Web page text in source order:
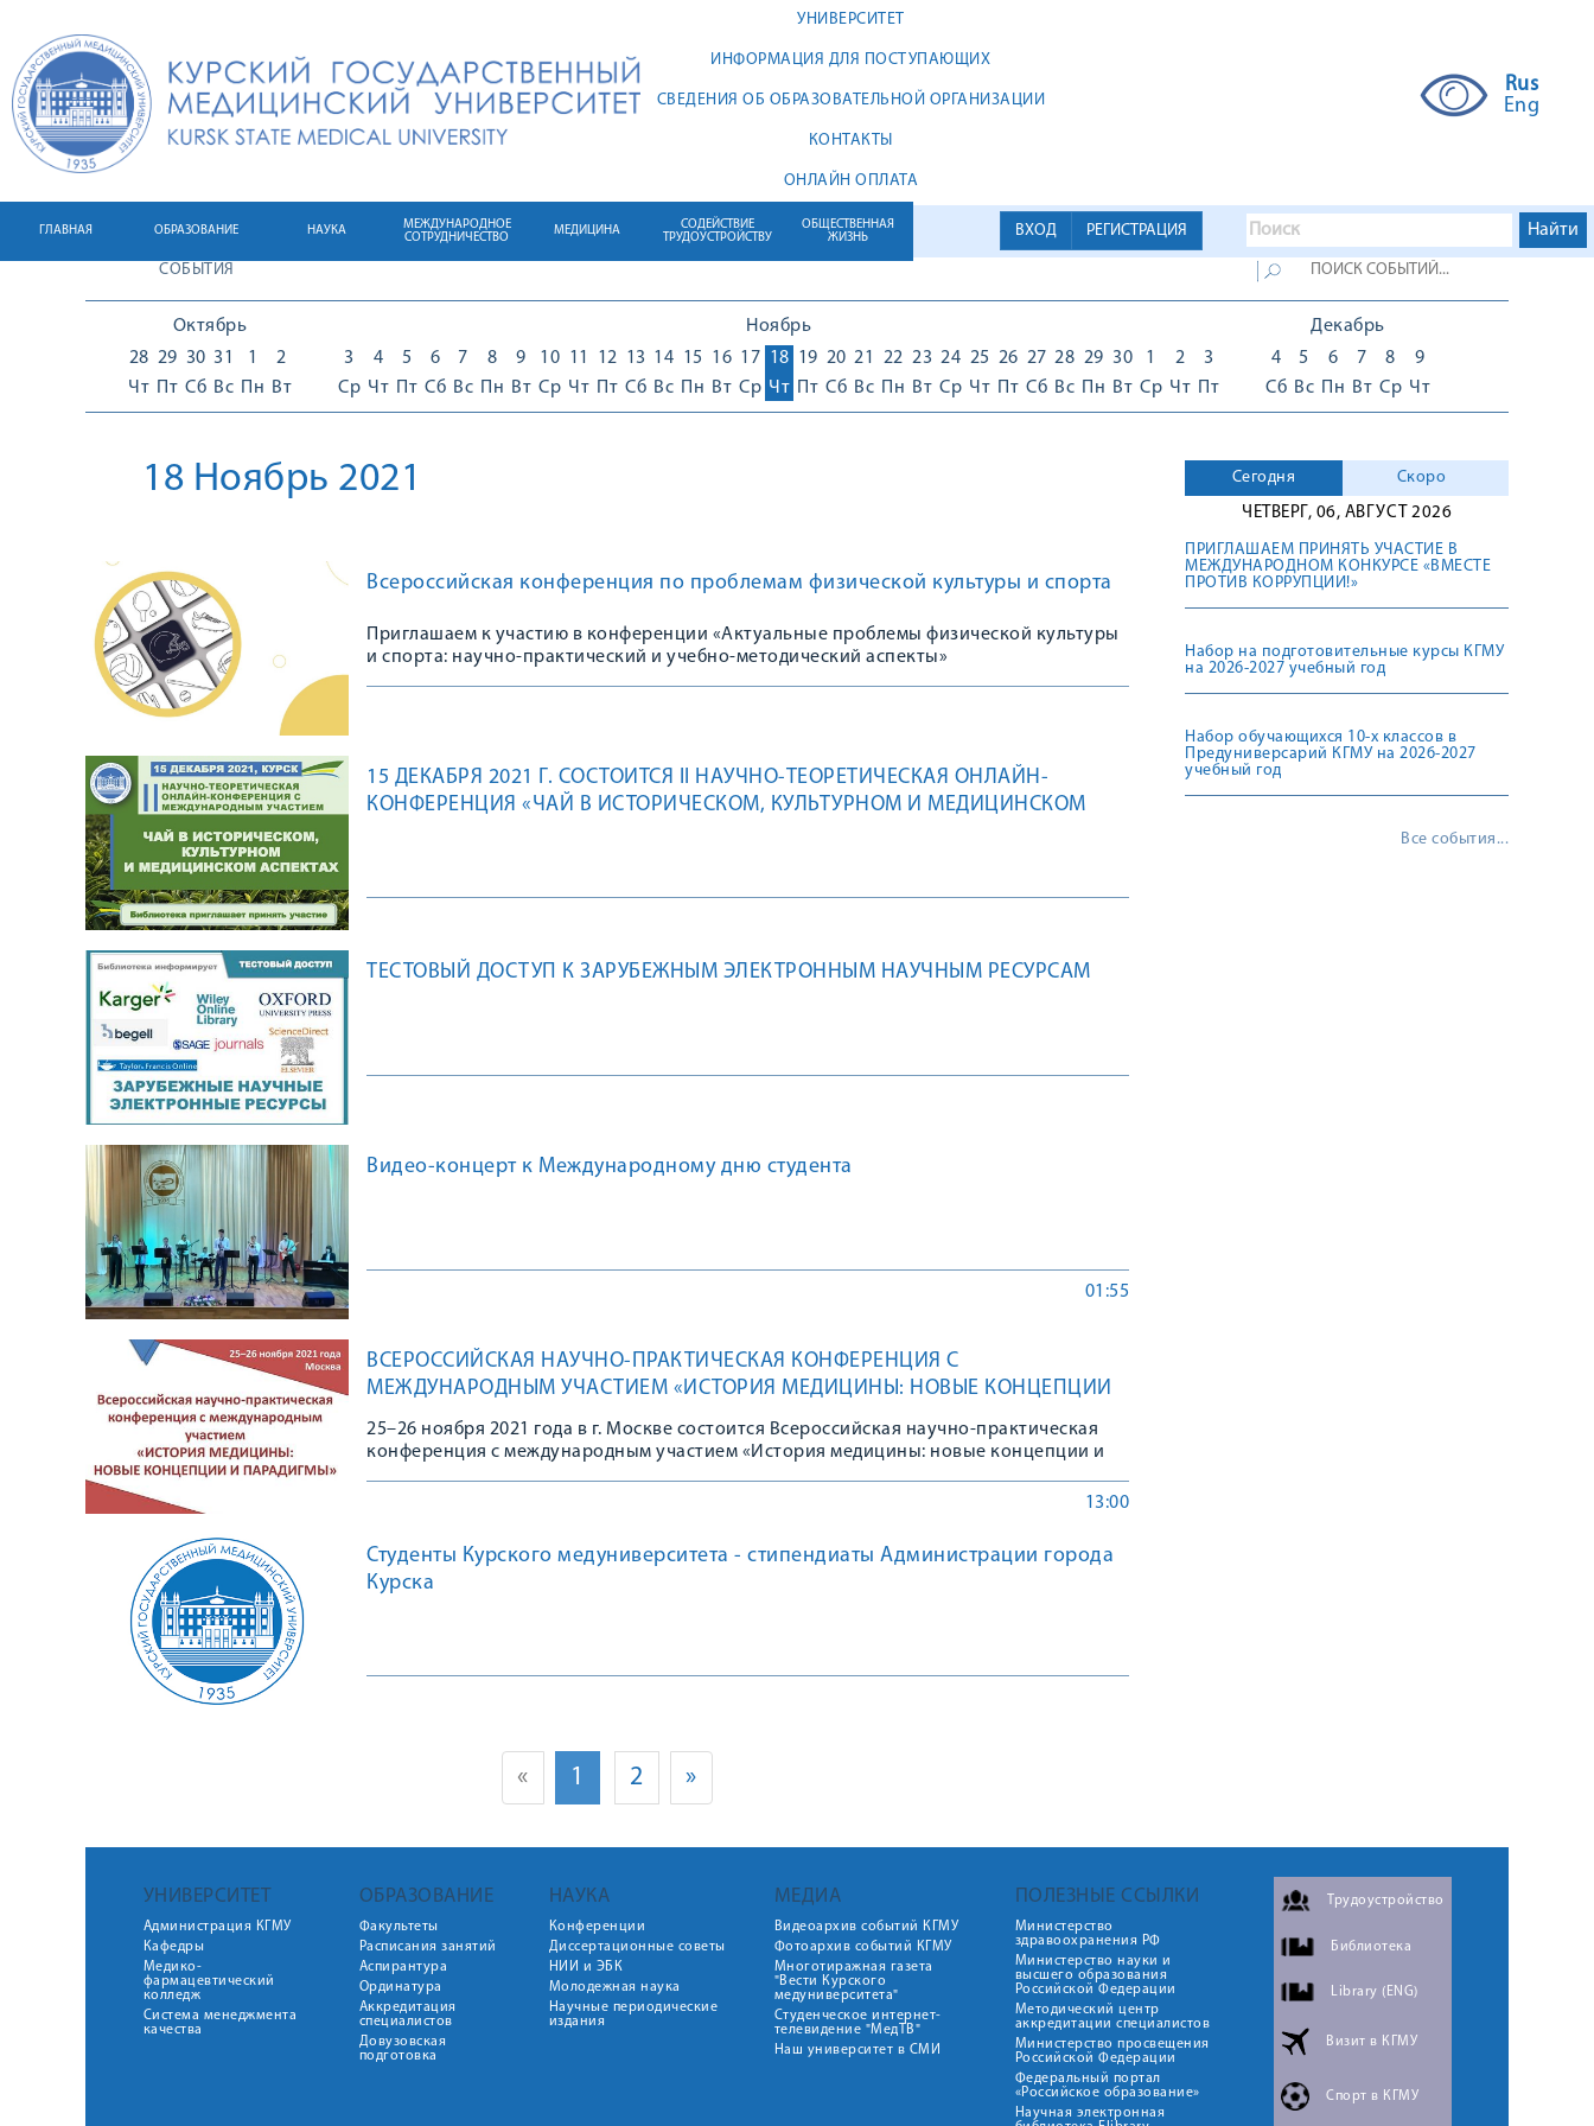
УНИВЕРСИТЕТ
ИНФОРМАЦИЯ ДЛЯ ПОСТУПАЮЩИХ
СВЕДЕНИЯ ОБ ОБРАЗОВАТЕЛЬНОЙ ОРГАНИЗАЦИИ
КОНТАКТЫ
ОНЛАЙН ОПЛАТА
Rus
Eng
ВХОД РЕГИСТРАЦИЯ
ГЛАВНАЯ ОБРАЗОВАНИЕ НАУКА
МЕЖДУНАРОДНОЕ
СОТРУДНИЧЕСТВО
МЕДИЦИНА
СОДЕЙСТВИЕ
ТРУДОУСТРОЙСТВУ
ОБЩЕСТВЕННАЯ
ЖИЗНЬ
СОБЫТИЯ
Октябрь
28
Чт
29
Пт
30
Сб
31
Вс
1
Пн
2
Вт
Ноябрь
3
Ср
4
Чт
5
Пт
6
Сб
7
Вс
8
Пн
9
Вт
10
Ср
11
Чт
12
Пт
13
Сб
14
Вс
15
Пн
16
Вт
17
Ср
18
Чт
19
Пт
20
Сб
21
Вс
22
Пн
23
Вт
24
Ср
25
Чт
26
Пт
27
Сб
28
Вс
29
Пн
30
Вт
1
Ср
2
Чт
3
Пт
Декабрь
4
Сб
5
Вс
6
Пн
7
Вт
8
Ср
9
Чт
18 Ноябрь 2021
Всероссийская конференция по проблемам физической культуры и спорта
Приглашаем к участию в конференции «Актуальные проблемы физической культуры
и спорта: научно-практический и учебно-методический аспекты»
15 ДЕКАБРЯ 2021 Г. СОСТОИТСЯ II НАУЧНО-ТЕОРЕТИЧЕСКАЯ ОНЛАЙН-
КОНФЕРЕНЦИЯ «ЧАЙ В ИСТОРИЧЕСКОМ, КУЛЬТУРНОМ И МЕДИЦИНСКОМ
ТЕСТОВЫЙ ДОСТУП К ЗАРУБЕЖНЫМ ЭЛЕКТРОННЫМ НАУЧНЫМ РЕСУРСАМ
Видео-концерт к Международному дню студента
01:55
ВСЕРОССИЙСКАЯ НАУЧНО-ПРАКТИЧЕСКАЯ КОНФЕРЕНЦИЯ С
МЕЖДУНАРОДНЫМ УЧАСТИЕМ «ИСТОРИЯ МЕДИЦИНЫ: НОВЫЕ КОНЦЕПЦИИ
И ПАРАДИГМЫ»
25–26 ноября 2021 года в г. Москве состоится Всероссийская научно-практическая
конференция с международным участием «История медицины: новые концепции и
13:00
Студенты Курского медуниверситета - стипендиаты Администрации города
Курска
« 1 2 »
Сегодня
Скоро
ЧЕТВЕРГ, 06, АВГУСТ 2026
ПРИГЛАШАЕМ ПРИНЯТЬ УЧАСТИЕ В
МЕЖДУНАРОДНОМ КОНКУРСЕ «ВМЕСТЕ
ПРОТИВ КОРРУПЦИИ!»
Набор на подготовительные курсы КГМУ
на 2026-2027 учебный год
Набор обучающихся 10-х классов в
Предуниверсарий КГМУ на 2026-2027
учебный год
Все события...
УНИВЕРСИТЕТ
Администрация КГМУ
Кафедры
Медико-
фармацевтический
колледж
Система менеджмента
качества
ОБРАЗОВАНИЕ
Факультеты
Расписания занятий
Аспирантура
Ординатура
Аккредитация
специалистов
Довузовская
подготовка
НАУКА
Конференции
Диссертационные советы
НИИ и ЭБК
Молодежная наука
Научные периодические
издания
МЕДИА
Видеоархив событий КГМУ
Фотоархив событий КГМУ
Многотиражная газета
"Вести Курского
медуниверситета"
Студенческое интернет-
телевидение "МедТВ"
Наш университет в СМИ
ПОЛЕЗНЫЕ ССЫЛКИ
Министерство
здравоохранения РФ
Министерство науки и
высшего образования
Российской Федерации
Методический центр
аккредитации специалистов
Министерство просвещения
Российской Федерации
Федеральный портал
«Российское образование»
Научная электронная
Трудоустройство
Библиотека
Library (ENG)
Визит в КГМУ
Спорт в КГМУ